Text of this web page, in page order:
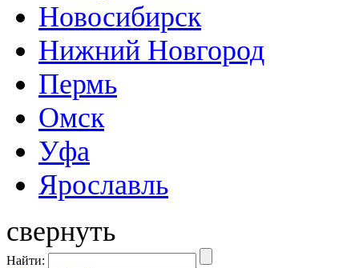
Новосибирск
Нижний Новгород
Пермь
Омск
Уфа
Ярославль
свернуть
Найти: